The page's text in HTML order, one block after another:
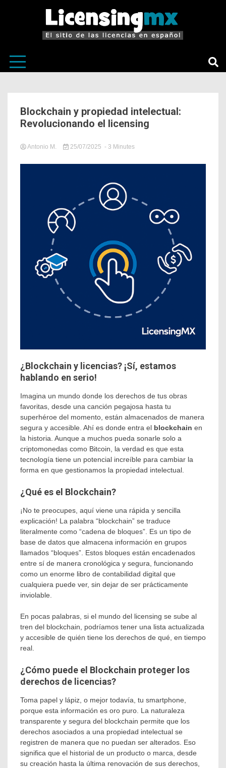
Blockchain y propiedad intelectual:
Revolucionando el licensing
Antonio M.
25/07/2025
LicensingMX
Licensing
- 3 Minutes
¿Blockchain y licencias? ¡Sí, estamos
hablando en serio!
Imagina un mundo donde los derechos de tus obras
favoritas, desde una canción pegajosa hasta tu
superhéroe del momento, están almacenados de manera
segura y accesible. Ahí es donde entra el blockchain en
la historia. Aunque a muchos pueda sonarle solo a
criptomonedas como Bitcoin, la verdad es que esta
tecnología tiene un potencial increíble para cambiar la
forma en que gestionamos la propiedad intelectual.
¿Qué es el Blockchain?
¡No te preocupes, aquí viene una rápida y sencilla
explicación! La palabra “blockchain” se traduce
literalmente como “cadena de bloques”. Es un tipo de
base de datos que almacena información en grupos
llamados “bloques”. Estos bloques están encadenados
entre sí de manera cronológica y segura, funcionando
como un enorme libro de contabilidad digital que
cualquiera puede ver, sin dejar de ser prácticamente
inviolable.
En pocas palabras, si el mundo del licensing se sube al
tren del blockchain, podríamos tener una lista actualizada
y accesible de quién tiene los derechos de qué, en tiempo
real.
¿Cómo puede el Blockchain proteger los
derechos de licencias?
Toma papel y lápiz, o mejor todavía, tu smartphone,
porque esta información es oro puro. La naturaleza
transparente y segura del blockchain permite que los
derechos asociados a una propiedad intelectual se
registren de manera que no puedan ser alterados. Eso
significa que el historial de un producto o marca, desde
su creación hasta la última renovación de sus derechos,